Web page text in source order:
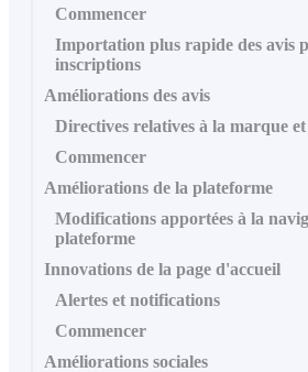
Commencer
Importation plus rapide des avis
inscriptions
Améliorations des avis
Directives relatives à la marque
Commencer
Améliorations de la plateforme
Modifications apportées à la
plateforme
Innovations de la page d'accueil
Alertes et notifications
Commencer
Améliorations sociales